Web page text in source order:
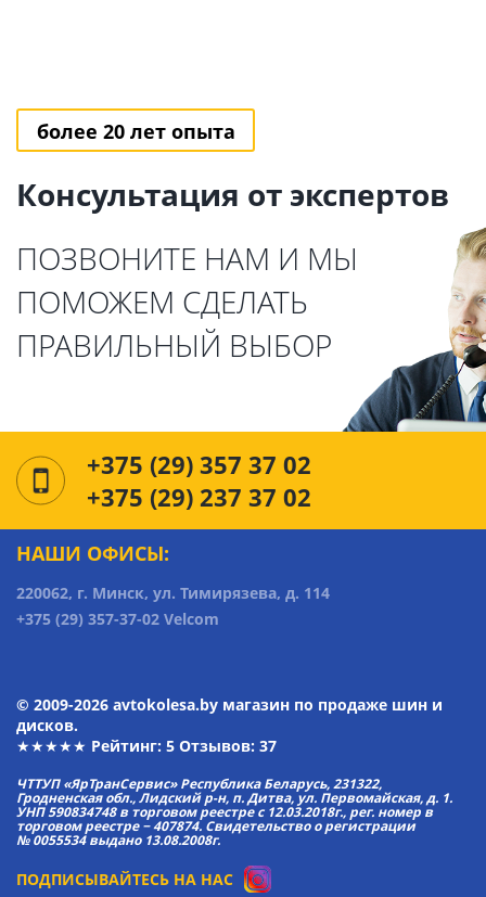
более 20 лет опыта
Консультация от экспертов
ПОЗВОНИТЕ НАМ И МЫ
ПОМОЖЕМ СДЕЛАТЬ
ПРАВИЛЬНЫЙ ВЫБОР
+375 (29) 357 37 02
+375 (29) 237 37 02
НАШИ ОФИСЫ:
220062, г. Минск, ул. Тимирязева, д. 114
+375 (29) 357-37-02 Velcom
© 2009-2026 avtokolesa.by магазин по продаже шин и
дисков.
★★★★★ Рейтинг: 5 Отзывов: 37
ЧТТУП «ЯрТранСервис» Республика Беларусь, 231322,
Гродненская обл., Лидский р-н, п. Дитва, ул. Первомайская, д. 1.
УНП 590834748 в торговом реестре с 12.03.2018г., рег. номер в
торговом реестре − 407874. Свидетельство о регистрации
№ 0055534 выдано 13.08.2008г.
ПОДПИСЫВАЙТЕСЬ НА НАС